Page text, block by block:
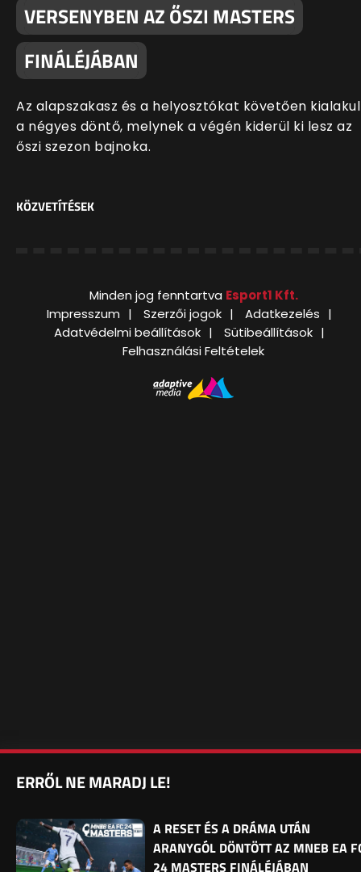
VERSENYBEN AZ ŐSZI MASTERS
FINÁLÉJÁBAN
Az alapszakasz és a helyosztókat követően
a négyes döntő, melynek a végén kiderül ki lesz az
őszi szezon bajnoka.
KÖZVETÍTÉSEK
Minden jog fenntartva Esport1 Kft.
Impresszum
Szerzői jogok
Adatkezelés
Adatvédelmi beállítások
Sütibeállítások
Felhasználási Feltételek
ERRŐL NE MARADJ LE!
A RESET ÉS A DRÁMA UTÁN
ARANYGÓL DÖNTÖTT AZ MNEB EA
24 MASTERS FINÁLÉJÁBAN